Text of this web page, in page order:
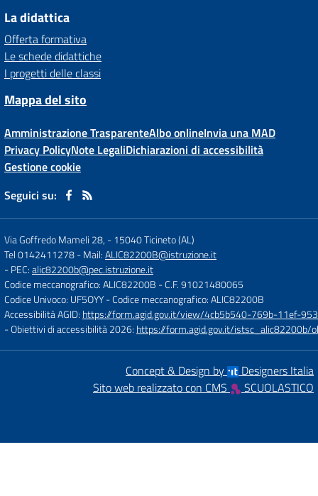
La didattica
Offerta formativa
Le schede didattiche
I progetti delle classi
Mappa del sito
Amministrazione TrasparenteAlbo onlineInvia una MAD
Privacy PolicyNote LegaliDichiarazioni di accessibilità
Gestione cookie
Seguici su:
Via Goffredo Mameli 28, -15040 Ticineto (AL)
Tel 0142411278- Mail:ALIC82200B@istruzione.it
- PEC:alic82200b@pec.istruzione.it
Codice meccanografico: ALIC82200B - C.F. 91021480065
Codice Univoco: UF5OYY- Codice meccanografico: ALIC82200B
Accessibilità AGID: https://form.agid.gov.it/view/4cb5b540-769b-11ef-
- Obiettivi di accessibilità 2026: https://form.agid.gov.it/
Concept & Design by
Designers Italia
Sito web realizzato con CMS
SCUOLASTICO